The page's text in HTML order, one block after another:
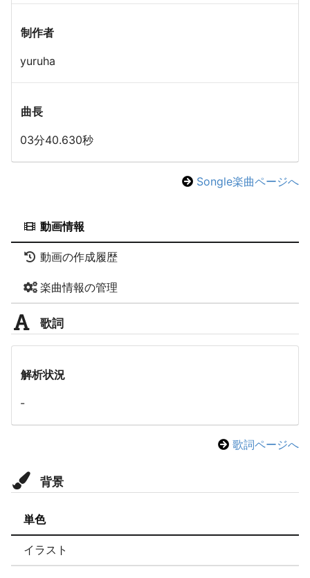
制作者
yuruha
曲長
03分40.630秒
Songle楽曲ページへ
動画情報
動画の作成履歴
楽曲情報の管理
歌詞
解析状況
-
歌詞ページへ
背景
単色
イラスト